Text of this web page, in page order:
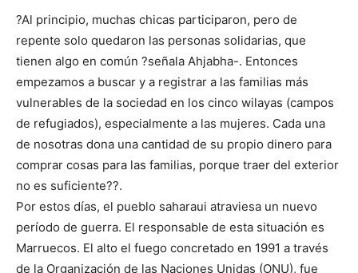
?Al principio, muchas chicas participaron, pero de
repente solo quedaron las personas solidarias, que
tienen algo en común ?señala Ahjabha-. Entonces
empezamos a buscar y a registrar a las familias más
vulnerables de la sociedad en los cinco wilayas (campos
de refugiados), especialmente a las mujeres. Cada una
de nosotras dona una cantidad de su propio dinero para
comprar cosas para las familias, porque traer del exterior
no es suficiente??.
Por estos días, el pueblo saharaui atraviesa un nuevo
período de guerra. El responsable de esta situación es
Marruecos. El alto el fuego concretado en 1991 a través
de la Organización de las Naciones Unidas (ONU), fue